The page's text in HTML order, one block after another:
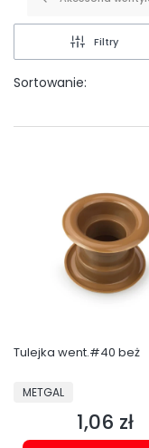
Filtry
Sortowanie:
Tulejka went.#40 beż
PRODUCENT
METGAL
Cena
1,06 zł